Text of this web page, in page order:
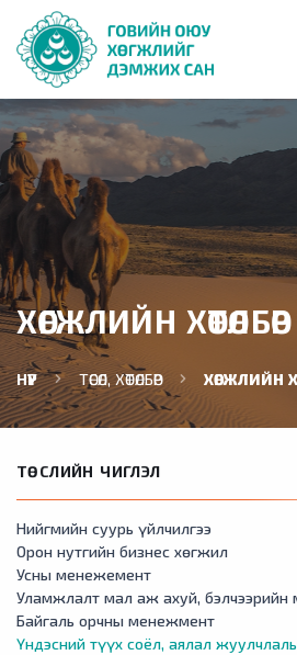
ХӨГЖЛИЙН ХӨТӨЛБӨР
НҮҮР ТӨСӨЛ, ХӨТӨЛБӨР ХӨГЖЛИЙН
ТӨСЛИЙН ЧИГЛЭЛ
Нийгмийн суурь үйлчилгээ
Орон нутгийн бизнес хөгжил
Усны менежемент
Уламжлалт мал аж ахуй,
Байгаль орчны менежмент
Үндэсний түүх соёл, аялал